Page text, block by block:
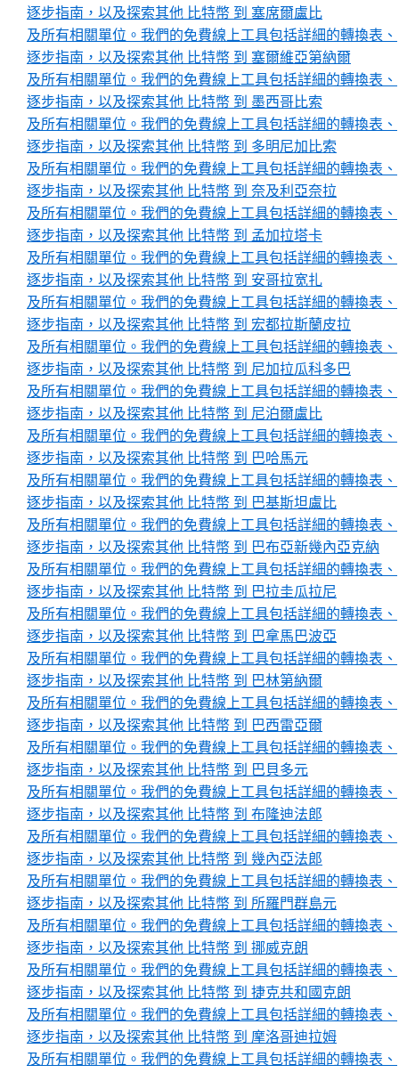
逐步指南，以及探索其他 比特幣 到 塞席爾盧比
及所有相關單位。我們的免費線上工具包括詳細的轉換表、
逐步指南，以及探索其他 比特幣 到 塞爾維亞第納爾
及所有相關單位。我們的免費線上工具包括詳細的轉換表、
逐步指南，以及探索其他 比特幣 到 墨西哥比索
及所有相關單位。我們的免費線上工具包括詳細的轉換表、
逐步指南，以及探索其他 比特幣 到 多明尼加比索
及所有相關單位。我們的免費線上工具包括詳細的轉換表、
逐步指南，以及探索其他 比特幣 到 奈及利亞奈拉
及所有相關單位。我們的免費線上工具包括詳細的轉換表、
逐步指南，以及探索其他 比特幣 到 孟加拉塔卡
及所有相關單位。我們的免費線上工具包括詳細的轉換表、
逐步指南，以及探索其他 比特幣 到 安哥拉宽扎
及所有相關單位。我們的免費線上工具包括詳細的轉換表、
逐步指南，以及探索其他 比特幣 到 宏都拉斯蘭皮拉
及所有相關單位。我們的免費線上工具包括詳細的轉換表、
逐步指南，以及探索其他 比特幣 到 尼加拉瓜科多巴
及所有相關單位。我們的免費線上工具包括詳細的轉換表、
逐步指南，以及探索其他 比特幣 到 尼泊爾盧比
及所有相關單位。我們的免費線上工具包括詳細的轉換表、
逐步指南，以及探索其他 比特幣 到 巴哈馬元
及所有相關單位。我們的免費線上工具包括詳細的轉換表、
逐步指南，以及探索其他 比特幣 到 巴基斯坦盧比
及所有相關單位。我們的免費線上工具包括詳細的轉換表、
逐步指南，以及探索其他 比特幣 到 巴布亞新幾內亞克納
及所有相關單位。我們的免費線上工具包括詳細的轉換表、
逐步指南，以及探索其他 比特幣 到 巴拉圭瓜拉尼
及所有相關單位。我們的免費線上工具包括詳細的轉換表、
逐步指南，以及探索其他 比特幣 到 巴拿馬巴波亞
及所有相關單位。我們的免費線上工具包括詳細的轉換表、
逐步指南，以及探索其他 比特幣 到 巴林第納爾
及所有相關單位。我們的免費線上工具包括詳細的轉換表、
逐步指南，以及探索其他 比特幣 到 巴西雷亞爾
及所有相關單位。我們的免費線上工具包括詳細的轉換表、
逐步指南，以及探索其他 比特幣 到 巴貝多元
及所有相關單位。我們的免費線上工具包括詳細的轉換表、
逐步指南，以及探索其他 比特幣 到 布隆迪法郎
及所有相關單位。我們的免費線上工具包括詳細的轉換表、
逐步指南，以及探索其他 比特幣 到 幾內亞法郎
及所有相關單位。我們的免費線上工具包括詳細的轉換表、
逐步指南，以及探索其他 比特幣 到 所羅門群島元
及所有相關單位。我們的免費線上工具包括詳細的轉換表、
逐步指南，以及探索其他 比特幣 到 挪威克朗
及所有相關單位。我們的免費線上工具包括詳細的轉換表、
逐步指南，以及探索其他 比特幣 到 捷克共和國克朗
及所有相關單位。我們的免費線上工具包括詳細的轉換表、
逐步指南，以及探索其他 比特幣 到 摩洛哥迪拉姆
及所有相關單位。我們的免費線上工具包括詳細的轉換表、